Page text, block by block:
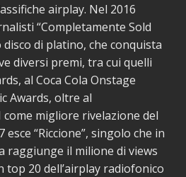
airplay. Nel 2016
“Completamente Sold
di platino, che conquista
diversi premi, tra cui quelli
al Coca Cola Onstage
Awards, oltre al
migliore rivelazione del
esce “Riccione”, singolo che in
raggiunge il milione di views
top 20 dell’airplay radiofonico